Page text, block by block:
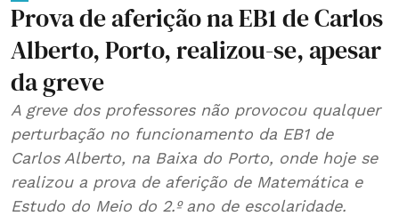
Prova de aferição na EB1 de Carlos
Alberto, Porto, realizou-se, apesar
da greve
A greve dos professores não provocou qualquer
perturbação no funcionamento da EB1 de
Carlos Alberto, na Baixa do Porto, onde hoje se
realizou a prova de aferição de Matemática e
Estudo do Meio do 2.º ano de escolaridade.